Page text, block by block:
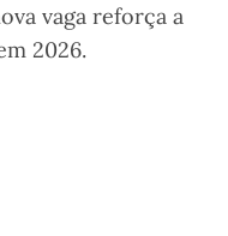
vaga reforça a
2026.